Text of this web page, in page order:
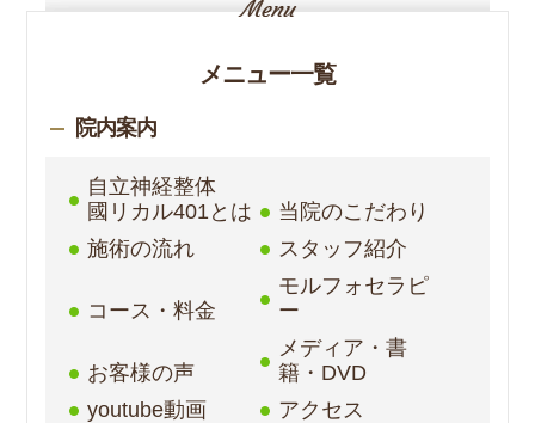
メニュー一覧
院内案内
自立神経整体
國リカル401とは
当院のこだわり
施術の流れ
スタッフ紹介
コース・料金
モルフォセラピ
ー
お客様の声
メディア・書
籍・DVD
youtube動画
アクセス